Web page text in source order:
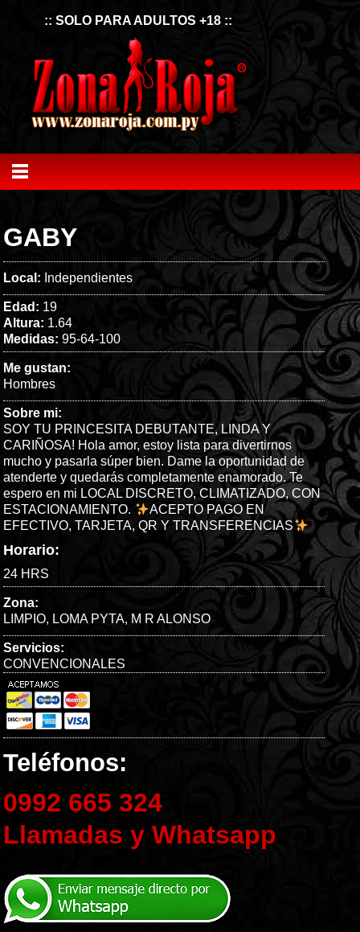
:: SOLO PARA ADULTOS +18 ::
GABY
Local: Independientes
Edad: 19
Altura: 1.64
Medidas:95-64-100
Me gustan:
Hombres
Sobre mi:
SOY TU PRINCESITA DEBUTANTE, LINDA Y
CARIÑOSA! Hola amor, estoy lista para divertirnos
mucho y pasarla súper bien. Dame la oportunidad de
atenderte y quedarás completamente enamorado. Te
espero en mi LOCAL DISCRETO, CLIMATIZADO, CON
ESTACIONAMIENTO.
ACEPTO PAGO EN
EFECTIVO, TARJETA, QR Y TRANSFERENCIAS
Horario:
24 HRS
Zona:
LIMPIO, LOMA PYTA, M R ALONSO
Servicios:
CONVENCIONALES
Teléfonos:
0992 665 324
Llamadas y Whatsapp